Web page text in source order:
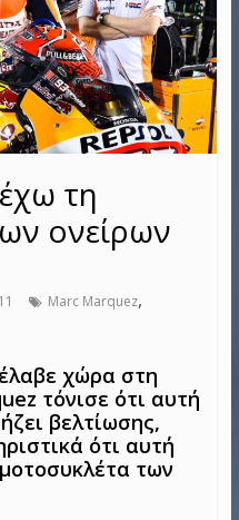
τη
ονείρων
Marc Marquez,
χώρα στη
τόνισε ότι αυτή
βελτίωσης,
ότι αυτή
των